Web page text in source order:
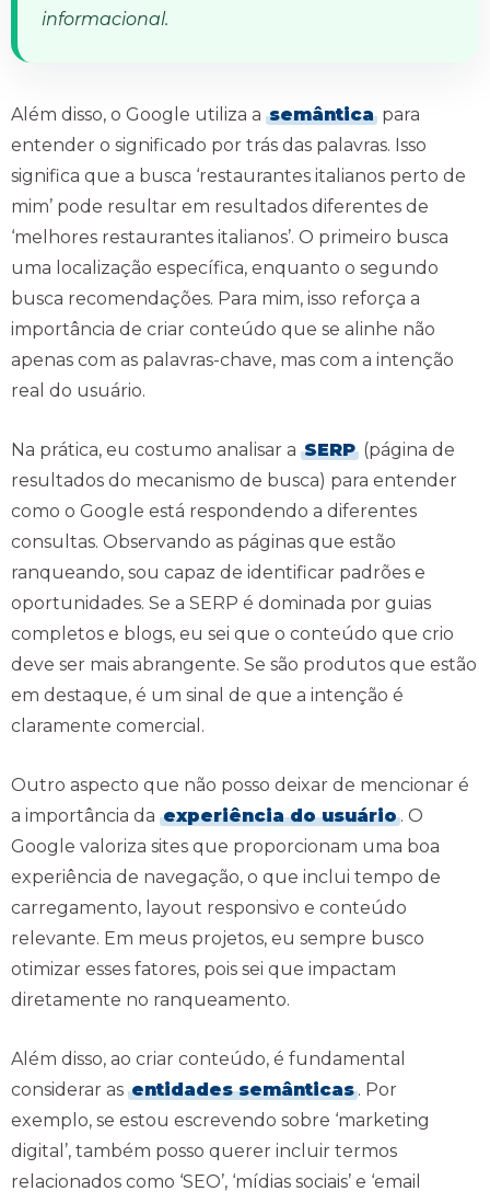
informacional.
Além disso, o Google utiliza a semântica para
entender o significado por trás das palavras. Isso
significa que a busca ‘restaurantes italianos perto de
mim’ pode resultar em resultados diferentes de
‘melhores restaurantes italianos’. O primeiro busca
uma localização específica, enquanto o segundo
busca recomendações. Para mim, isso reforça a
importância de criar conteúdo que se alinhe não
apenas com as palavras-chave, mas com a intenção
real do usuário.
Na prática, eu costumo analisar a SERP (página de
resultados do mecanismo de busca) para entender
como o Google está respondendo a diferentes
consultas. Observando as páginas que estão
ranqueando, sou capaz de identificar padrões e
oportunidades. Se a SERP é dominada por guias
completos e blogs, eu sei que o conteúdo que crio
deve ser mais abrangente. Se são produtos que estão
em destaque, é um sinal de que a intenção é
claramente comercial.
Outro aspecto que não posso deixar de mencionar é
a importância da experiência do usuário . O
Google valoriza sites que proporcionam uma boa
experiência de navegação, o que inclui tempo de
carregamento, layout responsivo e conteúdo
relevante. Em meus projetos, eu sempre busco
otimizar esses fatores, pois sei que impactam
diretamente no ranqueamento.
Além disso, ao criar conteúdo, é fundamental
considerar as entidades semânticas . Por
exemplo, se estou escrevendo sobre ‘marketing
digital’, também posso querer incluir termos
relacionados como ‘SEO’, ‘mídias sociais’ e ‘email